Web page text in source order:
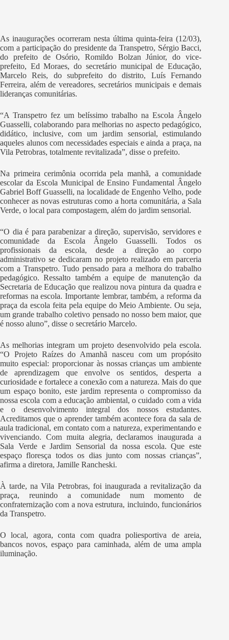
As inaugurações ocorreram nesta última quinta-feira (12/03),
com a participação do presidente da Transpetro, Sérgio Bacci,
do prefeito de Osório, Romildo Bolzan Júnior, do vice-
prefeito, Ed Moraes, do secretário municipal de Educação,
Marcelo Reis, do subprefeito do distrito, Luís Fernando
Ferreira, além de vereadores, secretários municipais e demais
lideranças comunitárias.
“A Transpetro fez um belíssimo trabalho na Escola Ângelo
Guasselli, colaborando para melhorias no aspecto pedagógico,
didático, inclusive, com um jardim sensorial, estimulando
aqueles alunos com necessidades especiais e ainda a praça, na
Vila Petrobras, totalmente revitalizada”, disse o prefeito.
Na primeira cerimônia ocorrida pela manhã, a comunidade
escolar da Escola Municipal de Ensino Fundamental Ângelo
Gabriel Boff Guasselli, na localidade de Engenho Velho, pode
conhecer as novas estruturas como a horta comunitária, a Sala
Verde, o local para compostagem, além do jardim sensorial.
“O dia é para parabenizar a direção, supervisão, servidores e
comunidade da Escola Ângelo Guasselli. Todos os
profissionais da escola, desde a direção ao corpo
administrativo se dedicaram no projeto realizado em parceria
com a Transpetro. Tudo pensado para a melhora do trabalho
pedagógico. Ressalto também a equipe de manutenção da
Secretaria de Educação que realizou nova pintura da quadra e
reformas na escola. Importante lembrar, também, a reforma da
praça da escola feita pela equipe do Meio Ambiente. Ou seja,
um grande trabalho coletivo pensado no nosso bem maior, que
é nosso aluno”, disse o secretário Marcelo.
As melhorias integram um projeto desenvolvido pela escola.
“O Projeto Raízes do Amanhã nasceu com um propósito
muito especial: proporcionar às nossas crianças um ambiente
de aprendizagem que envolve os sentidos, desperta a
curiosidade e fortalece a conexão com a natureza. Mais do que
um espaço bonito, este jardim representa o compromisso da
nossa escola com a educação ambiental, o cuidado com a vida
e o desenvolvimento integral dos nossos estudantes.
Acreditamos que o aprender também acontece fora da sala de
aula tradicional, em contato com a natureza, experimentando e
vivenciando. Com muita alegria, declaramos inaugurada a
Sala Verde e Jardim Sensorial da nossa escola. Que este
espaço floresça todos os dias junto com nossas crianças”,
afirma a diretora, Jamille Rancheski.
À tarde, na Vila Petrobras, foi inaugurada a revitalização da
praça, reunindo a comunidade num momento de
confraternização com a nova estrutura, incluindo, funcionários
da Transpetro.
O local, agora, conta com quadra poliesportiva de areia,
bancos novos, espaço para caminhada, além de uma ampla
iluminação.